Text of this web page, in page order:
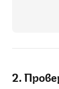
2.